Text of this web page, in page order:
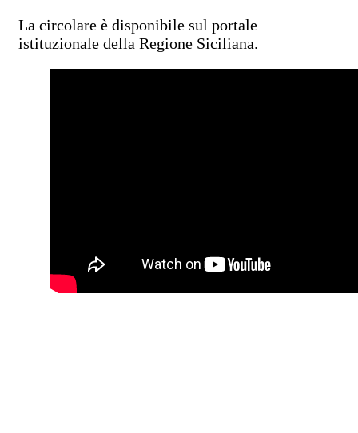
La circolare è disponibile sul portale
istituzionale della Regione Siciliana.